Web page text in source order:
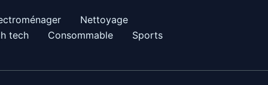
Nettoyage
tech Consommable
Sports